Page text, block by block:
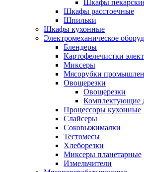
Шкафы
Шкафы расстоечные
Шпильки
Шкафы кухонные
Электромеханическое
Блендеры
Картофелечистки
Миксеры
Мясорубки
Овощерезки
Овощерезки
Комплектующие
Процессоры кухонные
Слайсеры
Соковыжималки
Тестомесы
Хлеборезки
Миксеры планетарные
Измельчители